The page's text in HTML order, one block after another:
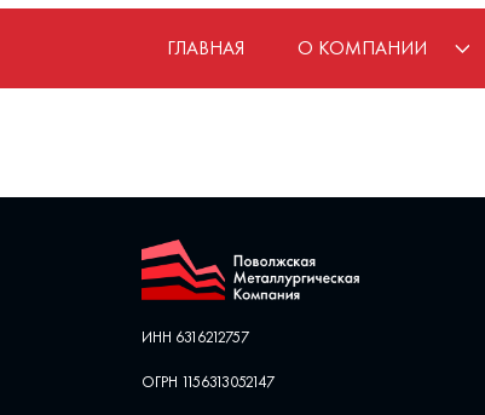
ГЛАВНАЯ О КОМПАНИИ
ИНН 6316212757
ОГРН 1156313052147